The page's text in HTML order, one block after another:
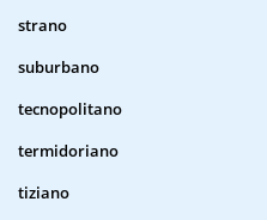
strano
suburbano
tecnopolitano
termidoriano
tiziano